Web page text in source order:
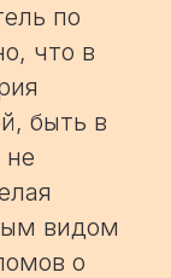
по
что в
быть в
не
видом
о